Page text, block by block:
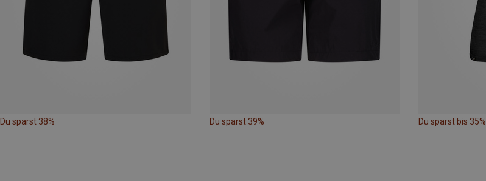
Du sparst 38% Du sparst 39% Du sparst bis 35%